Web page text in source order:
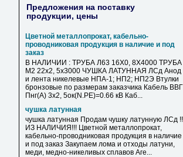
Предложения на поставку
продукции, цены
Цветной металлопрокат, кабельно-
проводниковая продукция в наличие и под
заказ
В НАЛИЧИИ : ТРУБА Л63 16Х0, 8Х4000 ТРУБА
М2 22х2, 5х3000 ЧУШКА ЛАТУННАЯ ЛСд Анод
и лента никелевые НПА-1; НП2; НП2Э Втулки
бронзовые по размерам заказчика Кабель
Пнг(А) 3х2, 5ок(N.PE)=0.66 кВ Каб...
чушка латунная
чушка латунная Продам чушку латунную ЛСд
ИЗ НАЛИЧИЯ!!! Цветной металлопрокат,
кабельно-проводниковая продукция в наличие
и под заказ Закупаем лома и отходы латуни,
меди, медно-никеливых сплавов Аге...